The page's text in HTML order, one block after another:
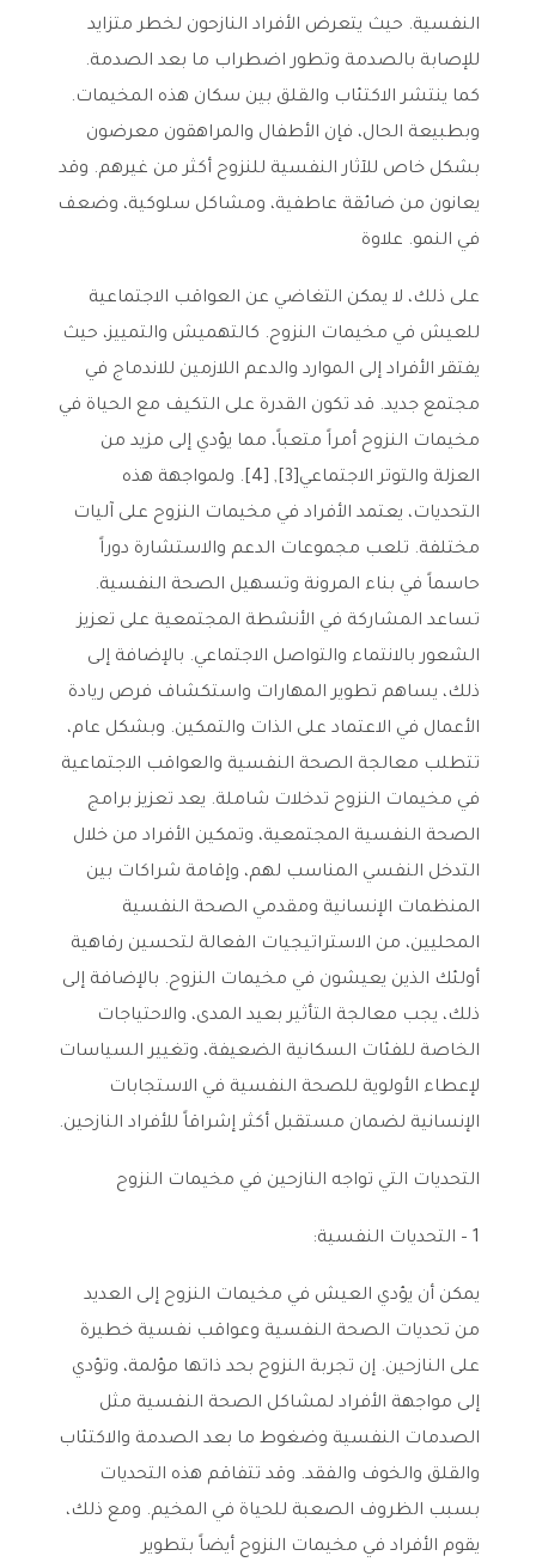
النفسية. حيث يتعرض الأفراد النازحون لخطر متزايد
للإصابة بالصدمة وتطور اضطراب ما بعد الصدمة.
كما ينتشر الاكتئاب والقلق بين سكان هذه المخيمات.
وبطبيعة الحال، فإن الأطفال والمراهقون معرضون
بشكل خاص للآثار النفسية للنزوح أكثر من غيرهم. وقد
يعانون من ضائقة عاطفية، ومشاكل سلوكية، وضعف
في النمو. علاوة
على ذلك، لا يمكن التغاضي عن العواقب الاجتماعية
للعيش في مخيمات النزوح. كالتهميش والتمييز، حيث
يفتقر الأفراد إلى الموارد والدعم اللازمين للاندماج في
مجتمع جديد. قد تكون القدرة على التكيف مع الحياة في
مخيمات النزوح أمراً متعباً، مما يؤدي إلى مزيد من
العزلة والتوتر الاجتماعي[3], [4]. ولمواجهة هذه
التحديات، يعتمد الأفراد في مخيمات النزوح على آليات
مختلفة. تلعب مجموعات الدعم والاستشارة دوراً
حاسماً في بناء المرونة وتسهيل الصحة النفسية.
تساعد المشاركة في الأنشطة المجتمعية على تعزيز
الشعور بالانتماء والتواصل الاجتماعي. بالإضافة إلى
ذلك، يساهم تطوير المهارات واستكشاف فرص ريادة
الأعمال في الاعتماد على الذات والتمكين. وبشكل عام،
تتطلب معالجة الصحة النفسية والعواقب الاجتماعية
في مخيمات النزوح تدخلات شاملة. يعد تعزيز برامج
الصحة النفسية المجتمعية، وتمكين الأفراد من خلال
التدخل النفسي المناسب لهم، وإقامة شراكات بين
المنظمات الإنسانية ومقدمي الصحة النفسية
المحليين، من الاستراتيجيات الفعالة لتحسين رفاهية
أولئك الذين يعيشون في مخيمات النزوح. بالإضافة إلى
ذلك، يجب معالجة التأثير بعيد المدى، والاحتياجات
الخاصة للفئات السكانية الضعيفة، وتغيير السياسات
لإعطاء الأولوية للصحة النفسية في الاستجابات
الإنسانية لضمان مستقبل أكثر إشراقاً للأفراد النازحين.
التحديات التي تواجه النازحين في مخيمات النزوح
1 – التحديات النفسية:
يمكن أن يؤدي العيش في مخيمات النزوح إلى العديد
من تحديات الصحة النفسية وعواقب نفسية خطيرة
على النازحين. إن تجربة النزوح بحد ذاتها مؤلمة، وتؤدي
إلى مواجهة الأفراد لمشاكل الصحة النفسية مثل
الصدمات النفسية وضغوط ما بعد الصدمة والاكتئاب
والقلق والخوف والفقد. وقد تتفاقم هذه التحديات
بسبب الظروف الصعبة للحياة في المخيم. ومع ذلك،
يقوم الأفراد في مخيمات النزوح أيضاً بتطوير